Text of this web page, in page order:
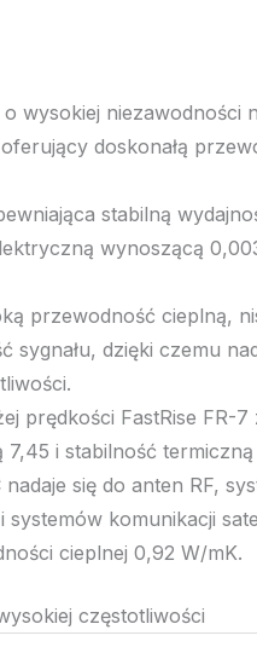
wysokiej niezawodności
doskonałą
stabilną
wynoszącą
przewodność cieplną,
sygnału, dzięki czemu
prędkości FastRise FR-7
i stabilność termiczną
się do anten RF,
komunikacji
cieplnej 0,92 W/mK.
częstotliwości